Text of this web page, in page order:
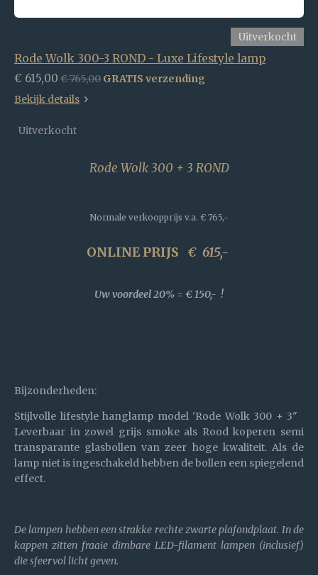
Uitverkocht
Rode Wolk 300-3 ROND - Luxe Lifestyle lamp
€ 615,00 € 765,00 GRATIS verzending
Bekijk details
Uitverkocht
Rode Wolk 300 + 3 ROND
Normale verkoopprijs v.a. € 765,-
ONLINE PRIJS € 615,-
Uw voordeel 20% = € 150,- !
Bijzonderheden:
Stijlvolle lifestyle hanglamp model 'Rode Wolk 300 + 3"
Leverbaar in zowel grijs smoke als Rood koperen semi
transparante glasbollen van zeer hoge kwaliteit. Als de
lamp niet is ingeschakeld hebben de bollen een spiegelend
effect.
De lampen hebben een strakke rechte zwarte plafondplaat. In de
kappen zitten fraaie dimbare LED-filament lampen (inclusief)
die sfeervol licht geven.